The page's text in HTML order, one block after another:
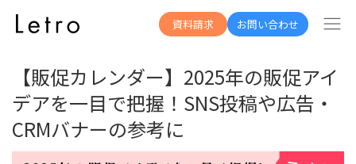
資料請求 お問い合わせ
資料一覧へ
【販促カレンダー】2025年の販促アイ
デアを一目で把握！SNS投稿や広告・
CRMバナーの参考に